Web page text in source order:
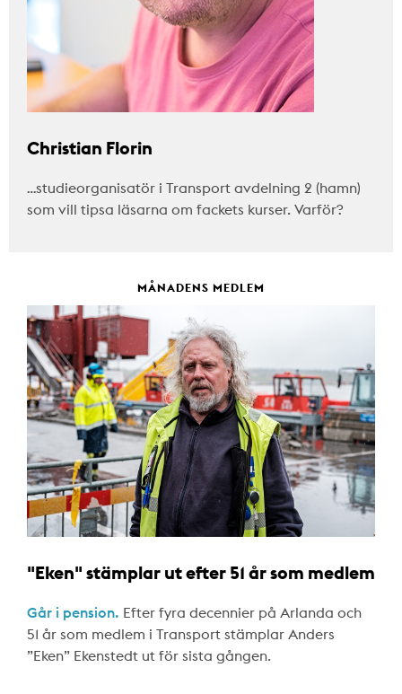
Christian Florin
…studieorganisatör i Transport avdelning 2 (hamn)
som vill tipsa läsarna om fackets kurser. Varför?
MÅNADENS MEDLEM
"Eken" stämplar ut efter 51 år som medlem
Går i pension. Efter fyra decennier på Arlanda och
51 år som medlem i Transport stämplar Anders
”Eken” Ekenstedt ut för sista gången.